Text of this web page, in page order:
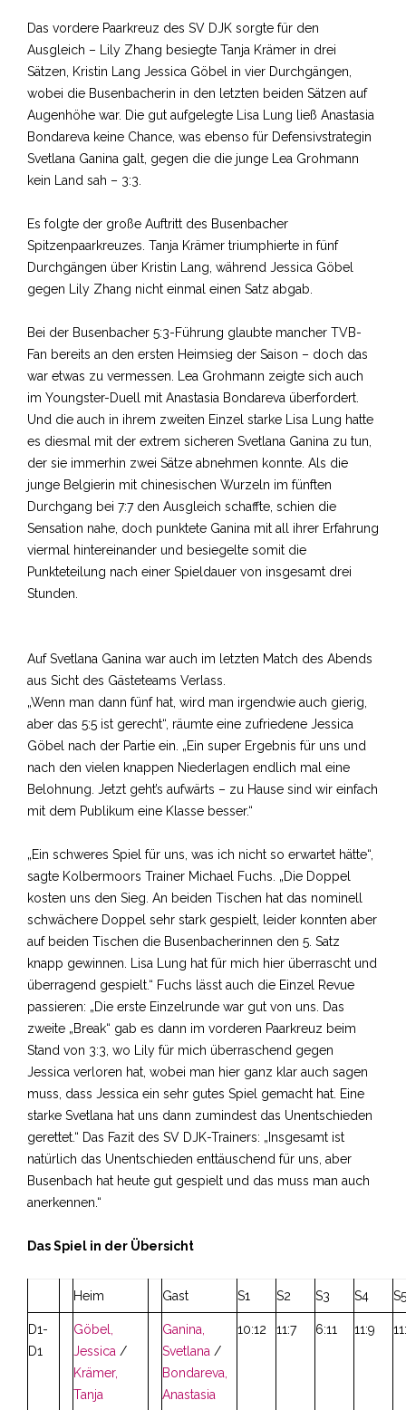
Das vordere Paarkreuz des SV DJK sorgte für den
Ausgleich – Lily Zhang besiegte Tanja Krämer in drei
Sätzen, Kristin Lang Jessica Göbel in vier Durchgängen,
wobei die Busenbacherin in den letzten beiden Sätzen auf
Augenhöhe war. Die gut aufgelegte Lisa Lung ließ Anastasia
Bondareva keine Chance, was ebenso für Defensivstrategin
Svetlana Ganina galt, gegen die die junge Lea Grohmann
kein Land sah – 3:3.
Es folgte der große Auftritt des Busenbacher
Spitzenpaarkreuzes. Tanja Krämer triumphierte in fünf
Durchgängen über Kristin Lang, während Jessica Göbel
gegen Lily Zhang nicht einmal einen Satz abgab.
Bei der Busenbacher 5:3-Führung glaubte mancher TVB-
Fan bereits an den ersten Heimsieg der Saison – doch das
war etwas zu vermessen. Lea Grohmann zeigte sich auch
im Youngster-Duell mit Anastasia Bondareva überfordert.
Und die auch in ihrem zweiten Einzel starke Lisa Lung hatte
es diesmal mit der extrem sicheren Svetlana Ganina zu tun,
der sie immerhin zwei Sätze abnehmen konnte. Als die
junge Belgierin mit chinesischen Wurzeln im fünften
Durchgang bei 7:7 den Ausgleich schaffte, schien die
Sensation nahe, doch punktete Ganina mit all ihrer Erfahrung
viermal hintereinander und besiegelte somit die
Punkteteilung nach einer Spieldauer von insgesamt drei
Stunden.
Auf Svetlana Ganina war auch im letzten Match des Abends
aus Sicht des Gästeteams Verlass.
„Wenn man dann fünf hat, wird man irgendwie auch gierig,
aber das 5:5 ist gerecht“, räumte eine zufriedene Jessica
Göbel nach der Partie ein. „Ein super Ergebnis für uns und
nach den vielen knappen Niederlagen endlich mal eine
Belohnung. Jetzt geht’s aufwärts – zu Hause sind wir einfach
mit dem Publikum eine Klasse besser.“
„Ein schweres Spiel für uns, was ich nicht so erwartet hätte“,
sagte Kolbermoors Trainer Michael Fuchs. „Die Doppel
kosten uns den Sieg. An beiden Tischen hat das nominell
schwächere Doppel sehr stark gespielt, leider konnten aber
auf beiden Tischen die Busenbacherinnen den 5. Satz
knapp gewinnen. Lisa Lung hat für mich hier überrascht und
überragend gespielt.“ Fuchs lässt auch die Einzel Revue
passieren: „Die erste Einzelrunde war gut von uns. Das
zweite „Break“ gab es dann im vorderen Paarkreuz beim
Stand von 3:3, wo Lily für mich überraschend gegen
Jessica verloren hat, wobei man hier ganz klar auch sagen
muss, dass Jessica ein sehr gutes Spiel gemacht hat. Eine
starke Svetlana hat uns dann zumindest das Unentschieden
gerettet.“ Das Fazit des SV DJK-Trainers: „Insgesamt ist
natürlich das Unentschieden enttäuschend für uns, aber
Busenbach hat heute gut gespielt und das muss man auch
anerkennen.“
Das Spiel in der Übersicht
Heim Gast S1 S2 S3 S4 S5
D1-
D1
Göbel,
Jessica /
Krämer,
Tanja
Ganina,
Svetlana /
Bondareva,
Anastasia
10:12 11:7 6:11 11:9